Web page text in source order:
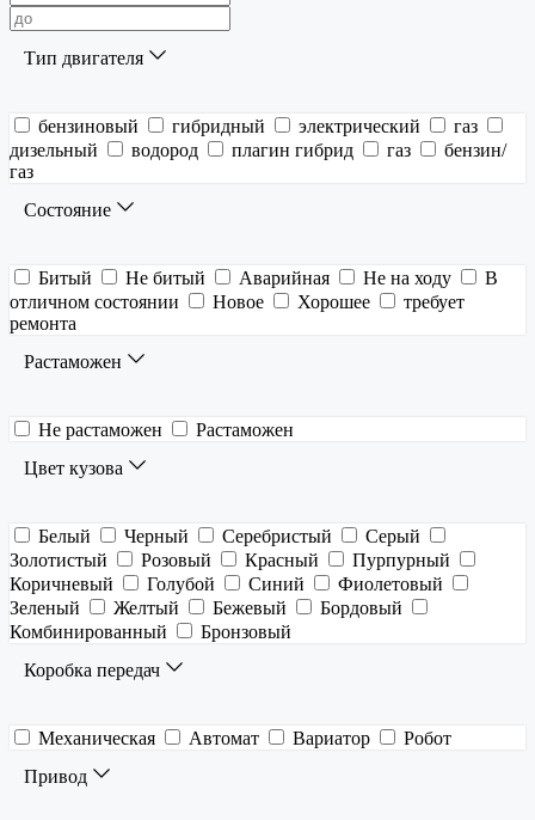
Тип двигателя
бензиновый гибридный электрический
газ
дизельный
водород плагин гибрид газ
бензин/
газ
Состояние
Битый Не битый Аварийная Не на ходу
В
отличном состоянии
Новое Хорошее
требует
ремонта
Растаможен
Не растаможен
Растаможен
Цвет кузова
Белый Черный Серебристый
Серый
Золотистый
Розовый Красный
Пурпурный
Коричневый
Голубой Синий
Фиолетовый
Зеленый
Желтый Бежевый
Бордовый
Комбинированный
Бронзовый
Коробка передач
Механическая Автомат Вариатор
Робот
Привод